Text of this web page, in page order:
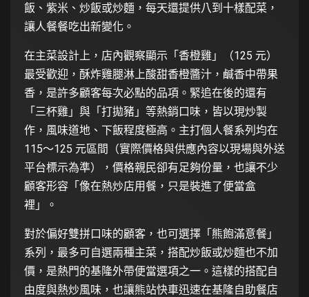
飯、紫米、炒飯或炒麵，每天還提供八到十樣配菜，
讓人餐餐吃出新變化。
在主菜設計上，店內觀察顯示「香橙雞」（125 元）
最受歡迎，酥炸雞腿淋上酸甜香橙醬汁，鹹香中帶果
香，是許多顧客每次必點的品項。緊追在後的還有
「三杯雞」與「打拋豬」等熱銷口味，皆以現炒製
作，風味道地、下飯程度極高。主打個人餐系列均在
115～125 元區間（實際價格與供應內容以現場與外送
平台標示為準），價格親民卻有足夠份量，也讓不少
顧客形容「像在熱炒店用餐，只是裝進了便當盒
裡」。
對於偏好雙拼口味的顧客，也可選擇「熊飽滿意餐」
系列，最多可自選兩種主菜，搭配炒飯或炒麵也不加
價，是熱門的基隆外帶便當選項之一。這樣的搭配自
由度與熱炒風味，也讓熊站快車迅速在基隆自助餐店